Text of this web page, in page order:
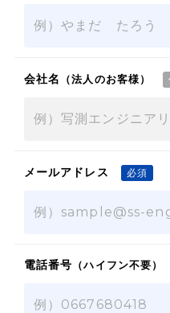
会社名 （法人のお客様）
メールアドレス
電話番号 （ハイフン不要）